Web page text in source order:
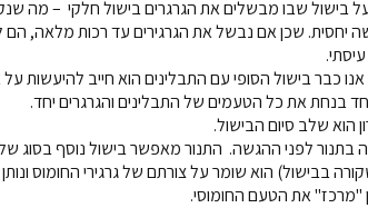
בישול שבו מבשלים את הגרגרים בישול חלקי –
יחסית. שכן אם נבשל את הגרגירים עד רכות מלאה,
כבר בישול הסופי עם התבלינים הוא חייב להיעשות על
בנחת את כל הטעמים של התבלינים והגרגרים יחד.
הוא שלב סיום הבישול.
בתנור לפני ההגשה. התנור מאפשר בישול נוסף בסוג
בבישול) הוא שומר על צורתם של גרגירי החומוס
את הטעם החומוסי.